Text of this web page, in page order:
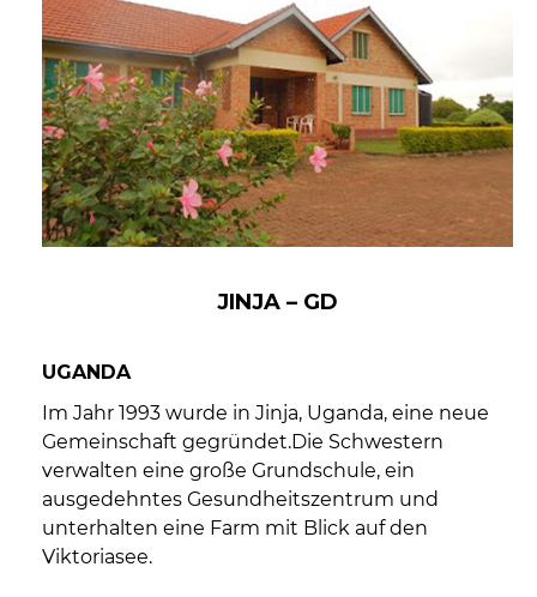
JINJA – GD
UGANDA
Im Jahr 1993 wurde in Jinja, Uganda, eine neue
Gemeinschaft gegründet.Die Schwestern
verwalten eine große Grundschule, ein
ausgedehntes Gesundheitszentrum und
unterhalten eine Farm mit Blick auf den
Viktoriasee.